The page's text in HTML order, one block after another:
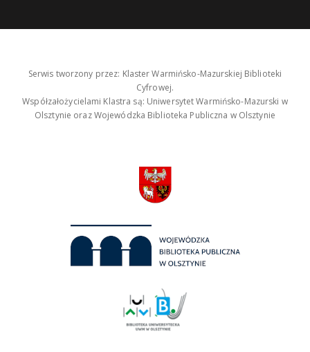
Serwis tworzony przez: Klaster Warmińsko-Mazurskiej Biblioteki
Cyfrowej.
Współzałożycielami Klastra są: Uniwersytet Warmińsko-Mazurski w
Olsztynie oraz Wojewódzka Biblioteka Publiczna w Olsztynie